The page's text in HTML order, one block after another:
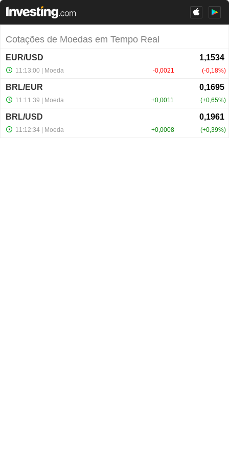
Cotações de Moedas em Tempo Real
EUR/USD
-0,0021 -0,18%
11:13:00 | Moeda
BRL/EUR
+0,0011 +0,65%
11:11:39 | Moeda
BRL/USD
+0,0008 +0,39%
11:12:34 | Moeda